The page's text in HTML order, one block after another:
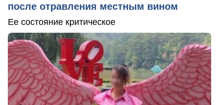
после отравления местным вином
Ее состояние критическое